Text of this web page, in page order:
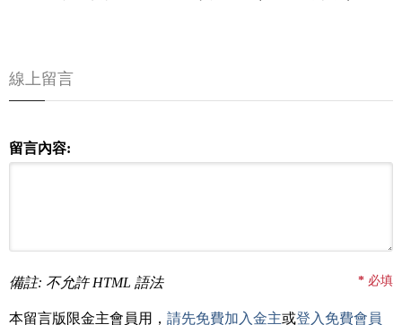
線上留言
留言內容:
備註: 不允許 HTML 語法 * 必填
本留言版限金主會員用， 請先免費加入金主或登入免費會員